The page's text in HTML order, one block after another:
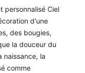
personnalisé Ciel
d'une
des bougies,
la douceur du
naissance, la
comme